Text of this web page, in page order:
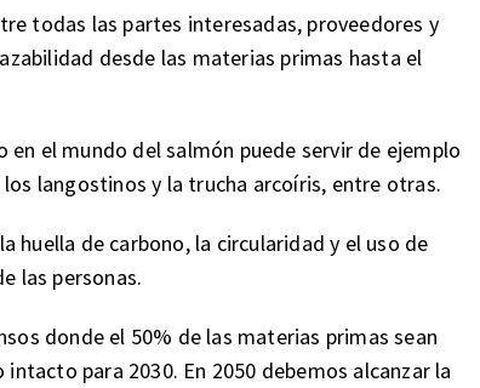
todas las partes interesadas, proveedores y
desde las materias primas hasta el
el mundo del salmón puede servir de ejemplo
langostinos y la trucha arcoíris, entre otras.
huella de carbono, la circularidad y el uso de
las personas.
donde el 50% de las materias primas sean
para 2030. En 2050 debemos alcanzar la